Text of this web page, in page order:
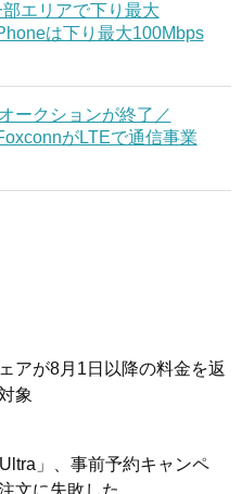
エリアで下り最大
は下り最大100Mbps
ークションが終了／
がLTEで通信事業
アが8月1日以降の料金を返
象
」、事前予約キャンペ